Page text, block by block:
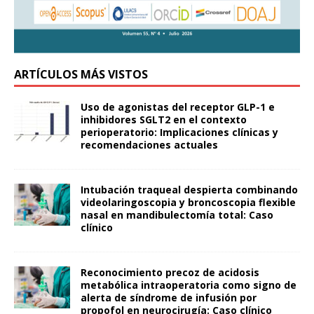
ARTÍCULOS MÁS VISTOS
Uso de agonistas del receptor GLP-1 e
inhibidores SGLT2 en el contexto
perioperatorio: Implicaciones clínicas y
recomendaciones actuales
Intubación traqueal despierta combinando
videolaringoscopia y broncoscopia flexible
nasal en mandibulectomía total: Caso
clínico
Reconocimiento precoz de acidosis
metabólica intraoperatoria como signo de
alerta de síndrome de infusión por
propofol en neurocirugía: Caso clínico